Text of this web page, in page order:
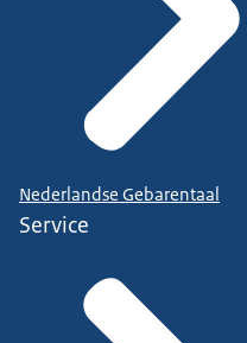
Nederlandse Gebarentaal
Service